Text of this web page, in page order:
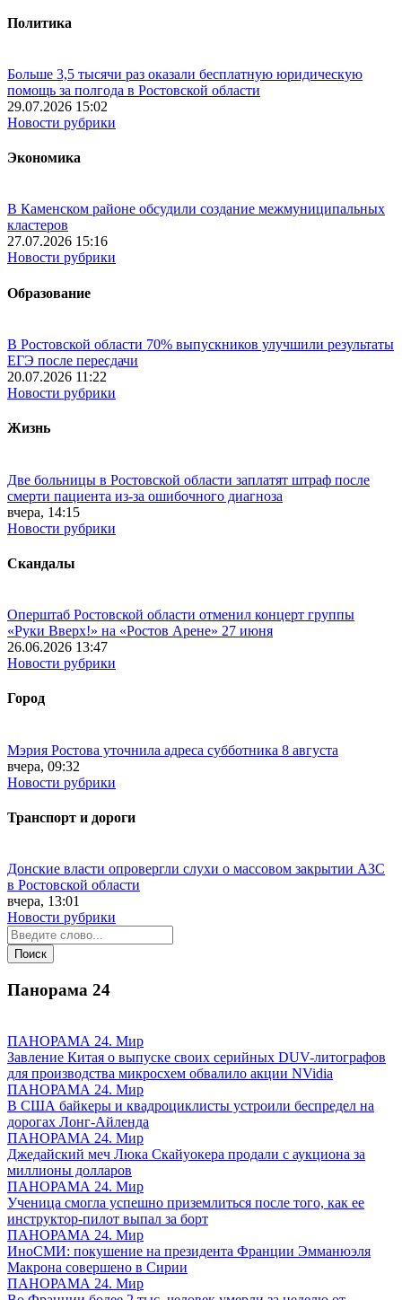
Политика
Больше 3,5 тысячи раз оказали бесплатную юридическую
помощь за полгода в Ростовской области
29.07.2026 15:02
Новости рубрики
Экономика
В Каменском районе обсудили создание межмуниципальных
кластеров
27.07.2026 15:16
Новости рубрики
Образование
В Ростовской области 70% выпускников улучшили результаты
ЕГЭ после пересдачи
20.07.2026 11:22
Новости рубрики
Жизнь
Две больницы в Ростовской области заплатят штраф после
смерти пациента из-за ошибочного диагноза
вчера, 14:15
Новости рубрики
Скандалы
Оперштаб Ростовской области отменил концерт группы
«Руки Вверх!» на «Ростов Арене» 27 июня
26.06.2026 13:47
Новости рубрики
Город
Мэрия Ростова уточнила адреса субботника 8 августа
вчера, 09:32
Новости рубрики
Транспорт и дороги
Донские власти опровергли слухи о массовом закрытии АЗС
в Ростовской области
вчера, 13:01
Новости рубрики
Панорама 24
ПАНОРАМА 24. Мир
Завление Китая о выпуске своих серийных DUV-литографов
для производства микросхем обвалило акции NVidia
ПАНОРАМА 24. Мир
В США байкеры и квадроциклисты устроили беспредел на
дорогах Лонг-Айленда
ПАНОРАМА 24. Мир
Джедайский меч Люка Скайуокера продали с аукциона за
миллионы долларов
ПАНОРАМА 24. Мир
Ученица смогла успешно приземлиться после того, как ее
инструктор-пилот выпал за борт
ПАНОРАМА 24. Мир
ИноСМИ: покушение на президента Франции Эмманюэля
Макрона совершено в Сирии
ПАНОРАМА 24. Мир